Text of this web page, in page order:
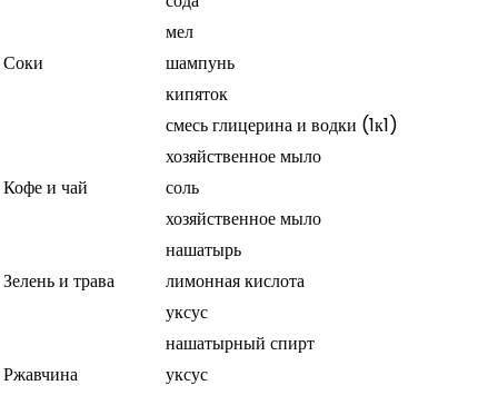
мел
Соки
шампунь
кипяток
смесь глицерина и водки (1к1)
хозяйственное мыло
Кофе и чай
соль
хозяйственное мыло
нашатырь
Зелень и трава
лимонная кислота
уксус
нашатырный спирт
Ржавчина
уксус